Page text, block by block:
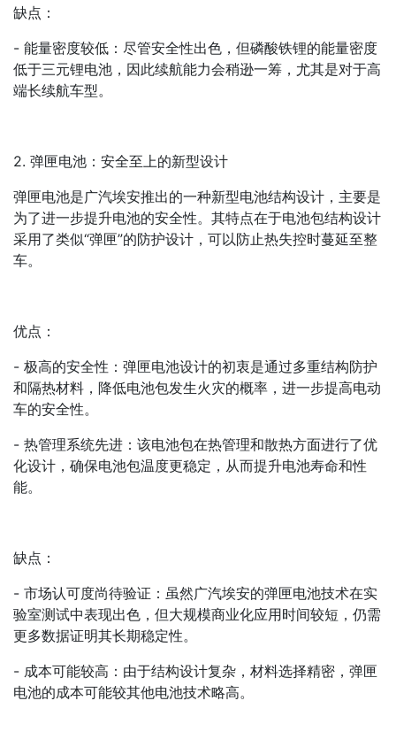
缺点：
- 能量密度较低：尽管安全性出色，但磷酸铁锂的能量密度
低于三元锂电池，因此续航能力会稍逊一筹，尤其是对于高
端长续航车型。
2. 弹匣电池：安全至上的新型设计
弹匣电池是广汽埃安推出的一种新型电池结构设计，主要是
为了进一步提升电池的安全性。其特点在于电池包结构设计
采用了类似“弹匣”的防护设计，可以防止热失控时蔓延至整
车。
优点：
- 极高的安全性：弹匣电池设计的初衷是通过多重结构防护
和隔热材料，降低电池包发生火灾的概率，进一步提高电动
车的安全性。
- 热管理系统先进：该电池包在热管理和散热方面进行了优
化设计，确保电池包温度更稳定，从而提升电池寿命和性
能。
缺点：
- 市场认可度尚待验证：虽然广汽埃安的弹匣电池技术在实
验室测试中表现出色，但大规模商业化应用时间较短，仍需
更多数据证明其长期稳定性。
- 成本可能较高：由于结构设计复杂，材料选择精密，弹匣
电池的成本可能较其他电池技术略高。